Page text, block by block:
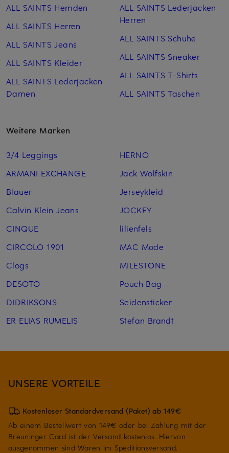
ALL SAINTS Hemden
ALL SAINTS Herren
ALL SAINTS Jeans
ALL SAINTS Kleider
ALL SAINTS Lederjacken
Damen
ALL SAINTS Lederjacken
Herren
ALL SAINTS Schuhe
ALL SAINTS Sneaker
ALL SAINTS T-Shirts
ALL SAINTS Taschen
Weitere Marken
3/4 Leggings
ARMANI EXCHANGE
Blauer
Calvin Klein Jeans
CINQUE
CIRCOLO 1901
Clogs
DESOTO
DIDRIKSONS
ER ELIAS RUMELIS
HERNO
Jack Wolfskin
Jerseykleid
JOCKEY
lilienfels
MAC Mode
MILESTONE
Pouch Bag
Seidensticker
Stefan Brandt
UNSERE VORTEILE
Kostenloser Standardversand (Paket) ab 149€
Ab einem Bestellwert von 149€ oder bei Zahlung mit der
Breuninger Card ist der Versand kostenlos. Hiervon
ausgenommen sind Waren im Speditionsversand.